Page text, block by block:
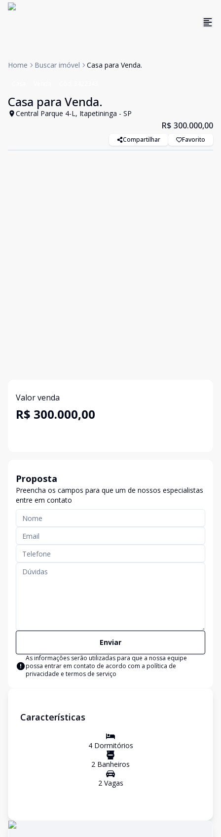
Home Buscar imóvel Casa para Venda.
Casa para Venda.
Central Parque 4-L, Itapetininga - SP
R$ 300.000,00
Compartilhar Favorito
Valor venda
R$ 300.000,00
Proposta
Preencha os campos para que um de nossos especialistas
entre em contato
Enviar
As informações serão utilizadas para que a nossa equipe
possa entrar em contato de acordo com a política de
privacidade e termos de serviço
Características
4Dormitórios
2 Banheiros
2Vagas